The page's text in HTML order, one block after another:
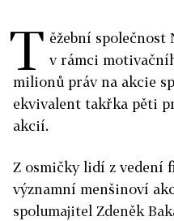
T ěžební společnost
v rámci
milionů práv na akcie
ekvivalent takřka pěti
akcií.
Z osmičky lidí z vedení
významní menšinoví
spolumajitel Zdeněk